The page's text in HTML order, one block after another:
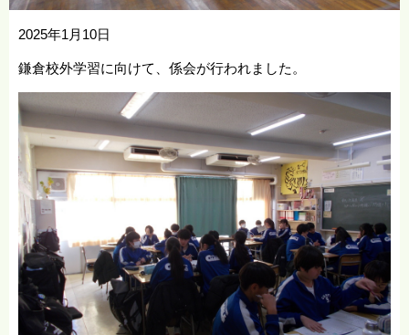
2025年1月10日
鎌倉校外学習に向けて、係会が行われました。